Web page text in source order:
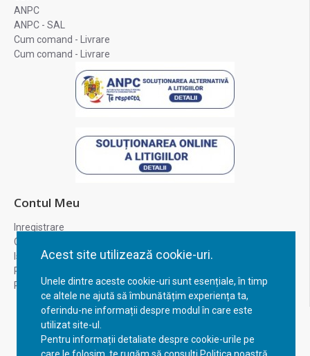
Acest site utilizează cookie-uri.
Unele dintre aceste cookie-uri sunt esențiale, în timp
ce altele ne ajută să îmbunătățim experiența ta,
oferindu-ne informații despre modul în care este
utilizat site-ul.
Pentru informații detaliate despre cookie-urile pe
ANPC
ANPC - SAL
Cum comand - Livrare
Cum comand - Livrare
Contul Meu
Inregistrare
Contul meu
Istoric comenzi
Recuperare parola
Returnare produs